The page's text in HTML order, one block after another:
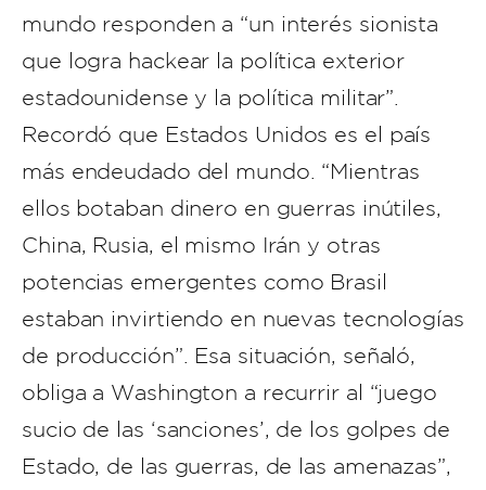
mundo responden a “un interés sionista
que logra hackear la política exterior
estadounidense y la política militar”.
Recordó que Estados Unidos es el país
más endeudado del mundo. “Mientras
ellos botaban dinero en guerras inútiles,
China, Rusia, el mismo Irán y otras
potencias emergentes como Brasil
estaban invirtiendo en nuevas tecnologías
de producción”. Esa situación, señaló,
obliga a Washington a recurrir al “juego
sucio de las ‘sanciones’, de los golpes de
Estado, de las guerras, de las amenazas”,